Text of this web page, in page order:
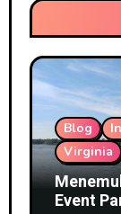
Blog
Virginia
Event